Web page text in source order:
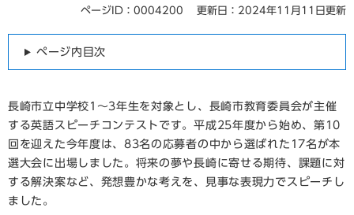
ページID：0004200 更新日：2024年11月11日更新
ページ内目次
長崎市立中学校1～3年生を対象とし、長崎市教育委員会が主催
する英語スピーチコンテストです。平成25年度から始め、第10
回を迎えた今年度は、83名の応募者の中から選ばれた17名が本
選大会に出場しました。将来の夢や長崎に寄せる期待、課題に対
する解決案など、発想豊かな考えを、見事な表現力でスピーチし
ました。